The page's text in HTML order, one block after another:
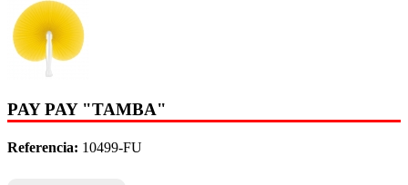
PAY PAY "TAMBA"
Referencia: 10499-FU